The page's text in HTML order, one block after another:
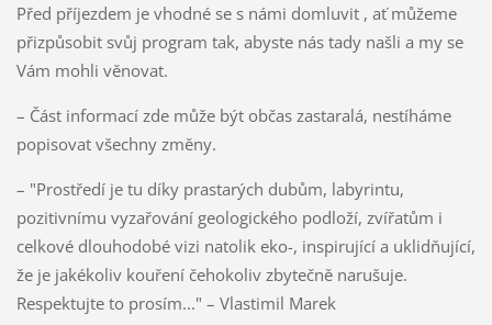
Před příjezdem je vhodné se s námi domluvit , ať můžeme
přizpůsobit svůj program tak, abyste nás tady našli a my se
Vám mohli věnovat.
– Část informací zde může být občas zastaralá, nestíháme
popisovat všechny změny.
– "Prostředí je tu díky prastarých dubům, labyrintu,
pozitivnímu vyzařování geologického podloží, zvířatům i
celkové dlouhodobé vizi natolik eko-, inspirující a uklidňující,
že je jakékoliv kouření čehokoliv zbytečně narušuje.
Respektujte to prosím..." – Vlastimil Marek